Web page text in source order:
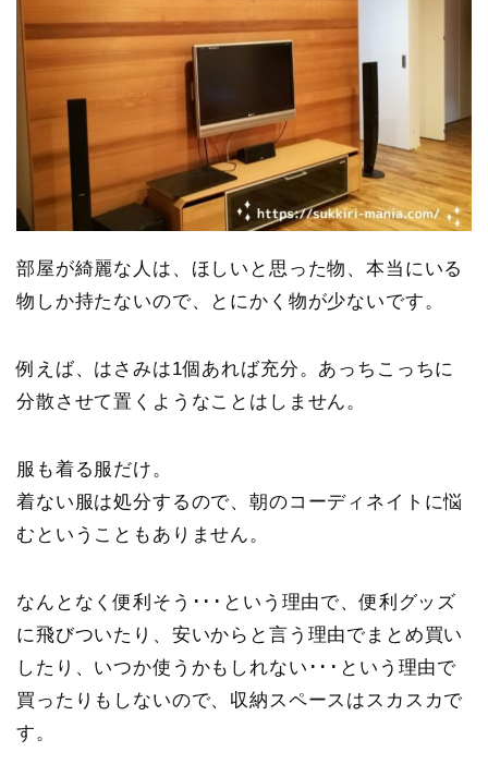
部屋が綺麗な人は、ほしいと思った物、本当にいる
物しか持たないので、とにかく物が少ないです。
例えば、はさみは1個あれば充分。あっちこっちに
分散させて置くようなことはしません。
服も着る服だけ。
着ない服は処分するので、朝のコーディネイトに悩
むということもありません。
なんとなく便利そう･･･という理由で、便利グッズ
に飛びついたり、安いからと言う理由でまとめ買い
したり、いつか使うかもしれない･･･という理由で
買ったりもしないので、収納スペースはスカスカで
す。